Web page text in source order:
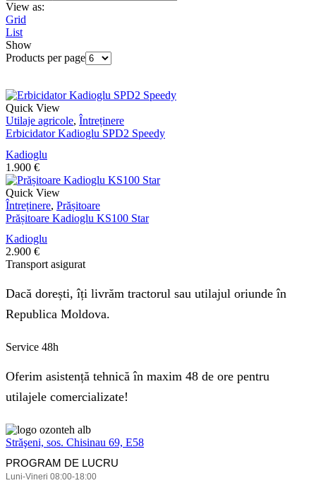
View as:
Grid
List
Show
Products per page
Quick View
Utilaje agricole, Întreținere
Erbicidator Kadioglu SPD2 Speedy
Kadioglu
1.900 €
Quick View
Întreținere, Prășitoare
Prășitoare Kadioglu KS100 Star
Kadioglu
2.900 €
Transport asigurat
Dacă dorești, îți livrăm tractorul sau utilajul oriunde în
Republica Moldova.
Service 48h
Oferim asistență tehnică în maxim 48 de ore pentru
utilajele comercializate!
Străşeni, sos. Chisinau 69, E58
PROGRAM DE LUCRU
Luni-Vineri 08:00-18:00